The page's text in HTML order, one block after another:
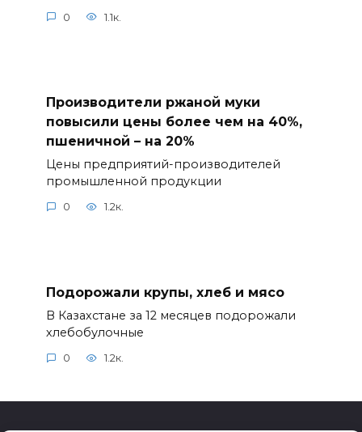
0 1.1к.
Производители ржаной муки
повысили цены более чем на 40%,
пшеничной – на 20%
Цены предприятий-производителей
промышленной продукции
0 1.2к.
Подорожали крупы, хлеб и мясо
В Казахстане за 12 месяцев подорожали
хлебобулочные
0 1.2к.